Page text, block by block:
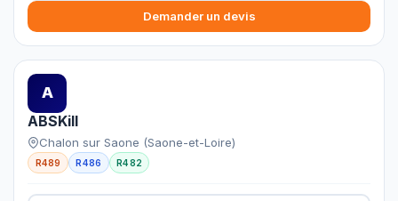
Demander un devis
A
ABSKill
Chalon sur Saone (Saone-et-Loire)
R489 R486 R482